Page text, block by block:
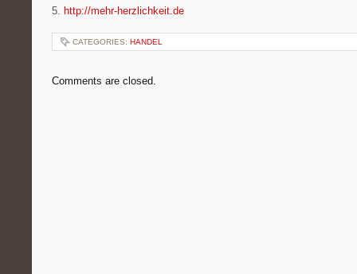
5. http://mehr-herzlichkeit.de
CATEGORIES: HANDEL
Comments are closed.